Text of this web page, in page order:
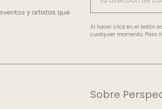
y artistas que
Al hacer click en el botón
cualquier momento. Para
Sobre